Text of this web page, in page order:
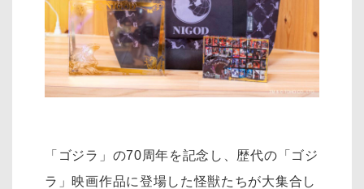
「ゴジラ」の70周年を記念し、歴代の「ゴジ
ラ」映画作品に登場した怪獣たちが大集合し